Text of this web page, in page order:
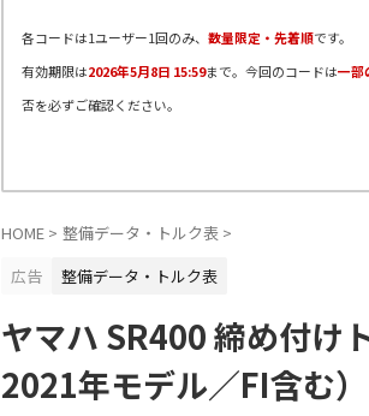
各コードは1ユーザー1回のみ、 数量限定・先着順です。
有効期限は2026年5月8日 15:59まで。今回のコードは一部
否を必ずご確認ください。
HOME > 整備データ・トルク表 >
広告
整備データ・トルク表
ヤマハ SR400 締め付け
2021年モデル／FI含む）